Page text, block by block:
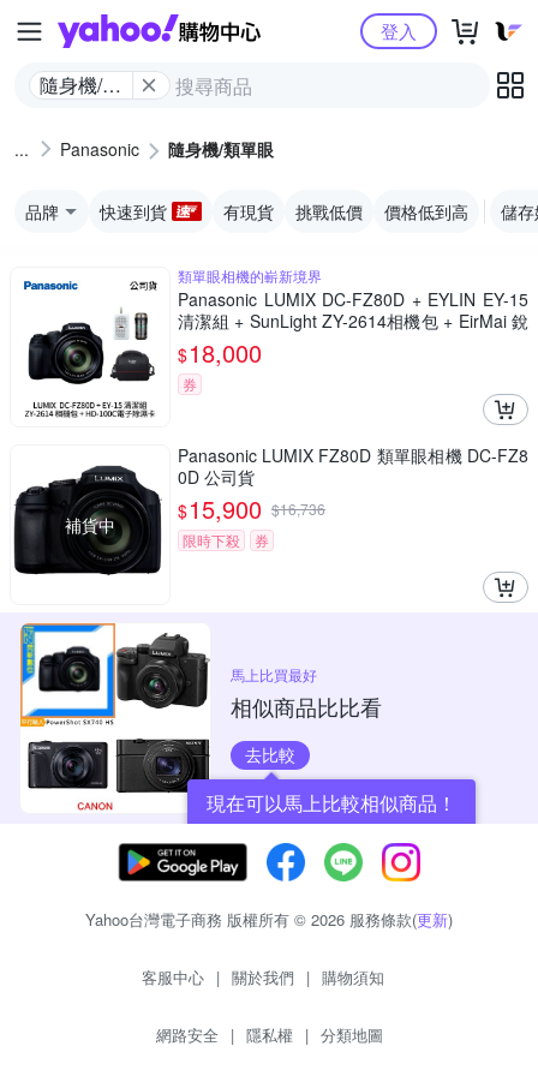
Yahoo購物中心
隨身機/類
登入
Panasonic 隨身機/類單眼
品牌 快速到貨 有現貨 挑戰低價 價格低到高 儲
類單眼相機的嶄新境界
Panasonic LUMIX DC-FZ80D + EYLIN EY-15
清潔組 + SunLight ZY-2614相機包 + EirMai 銳
瑪 HD-100C電子除濕卡 FZ80D (公司貨)
$18,000
券
補貨中
Panasonic LUMIX FZ80D 類單眼相機 DC-FZ8
0D 公司貨
$15,900 $16,736
限時下殺
券
馬上比買最好
相似商品比比看
去比較
現在可以馬上比較相似商品！
Yahoo台灣電子商務 版權所有 © 2026 服務條款(更新)
客服中心 | 關於我們 | 購物須知
網路安全 | 隱私權 | 分類地圖